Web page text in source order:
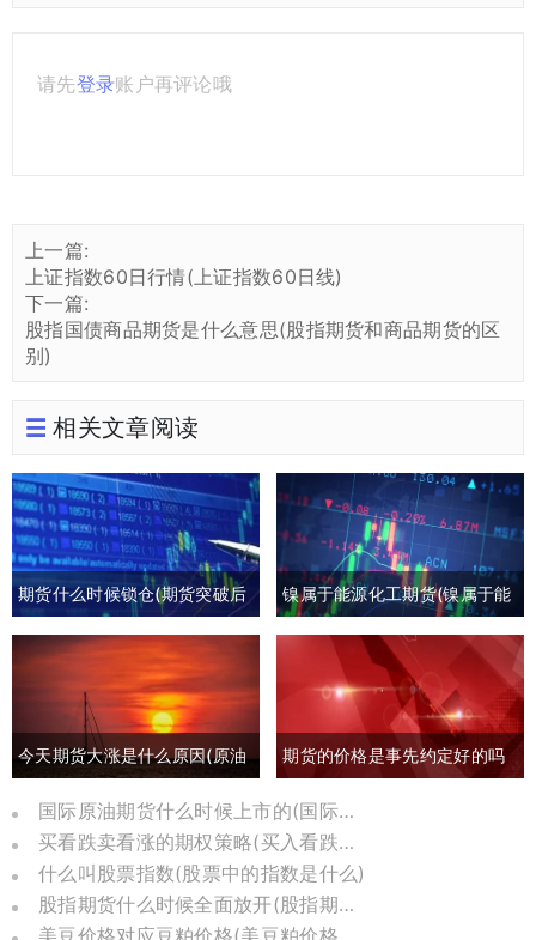
请先登录账户再评论哦
上一篇:
上证指数60日行情(上证指数60日线)
下一篇:
股指国债商品期货是什么意思(股指期货和商品期货的区
别)
相关文章阅读
期货什么时候锁仓(期货突破后
回撤)
镍属于能源化工期货(镍属于能
源化工期货板块吗)
今天期货大涨是什么原因(原油
期货大涨是什么原因)
期货的价格是事先约定好的吗
(期货约定价格吗)
国际原油期货什么时候上市的(国际原油期货怎么了)
买看跌卖看涨的期权策略(买入看跌卖出看涨期权)
什么叫股票指数(股票中的指数是什么)
股指期货什么时候全面放开(股指期货几几年推出)